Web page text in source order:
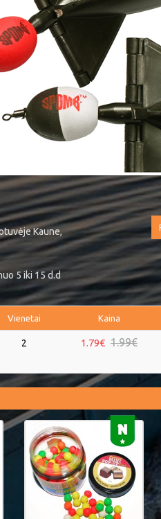
Kaune,
5 iki 15 d.d
Vienetai Kaina
2 1.79€ 1.99€